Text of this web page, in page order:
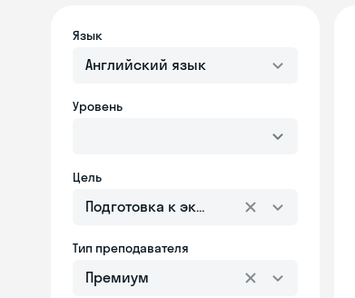
Язык
Английский язык
Уровень
Цель
Подготовка к экзаменам
Тип преподавателя
Премиум